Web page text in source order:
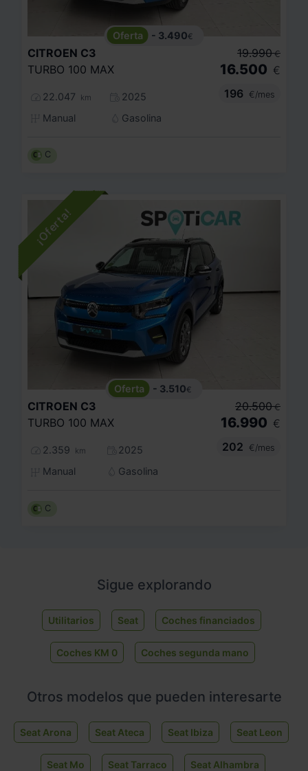
- 3.490€
CITROEN C3
TURBO 100 MAX
22.047 km
2025
Manual
Gasolina
19.990 €
16.500 €
196
€/mes
C
- 3.510€
CITROEN C3
TURBO 100 MAX
2.359 km
2025
Manual
Gasolina
20.500 €
16.990 €
202
€/mes
C
Sigue explorando
Utilitarios Seat Coches financiados
Coches KM 0 Coches segunda mano
Otros modelos que pueden interesarte
Seat Arona Seat Ateca Seat Ibiza Seat Leon
Seat Mo Seat Tarraco Seat Alhambra